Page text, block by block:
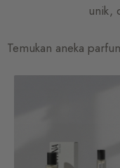
unik,
Temukan aneka